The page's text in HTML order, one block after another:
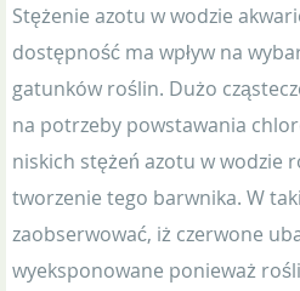
Stężenie azotu w wodzie
dostępność ma wpływ na
gatunków roślin. Dużo
na potrzeby powstawania
niskich stężeń azotu w wodzie
tworzenie tego barwnika. W
zaobserwować, iż czerwone
wyeksponowane ponieważ